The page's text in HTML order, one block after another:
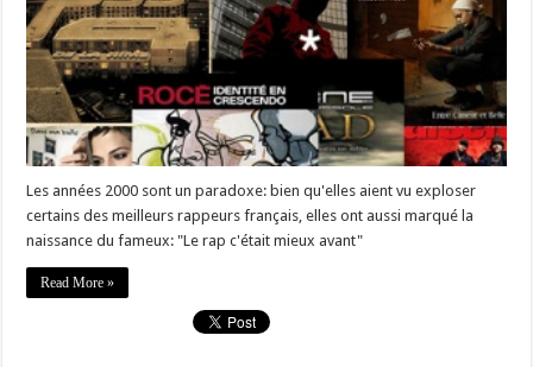
Les années 2000 sont un paradoxe: bien qu'elles aient vu exploser
certains des meilleurs rappeurs français, elles ont aussi marqué la
naissance du fameux: "Le rap c'était mieux avant"
Read More »